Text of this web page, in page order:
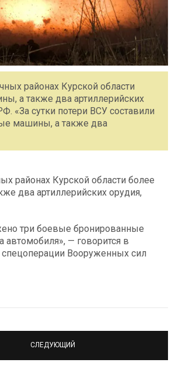
районах Курской области
а также два артиллерийских
«За сутки потери ВСУ составили
машины, а также два
районах Курской области более
два артиллерийских орудия,
три боевые бронированные
— говорится в
спецоперации Вооруженных сил
СЛЕДУЮЩИЙ